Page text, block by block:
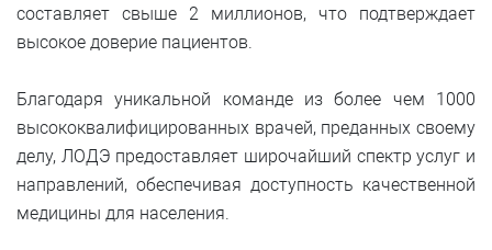
составляет свыше 2 миллионов, что подтверждает
высокое доверие пациентов.
Благодаря уникальной команде из более чем 1000
высококвалифицированных врачей, преданных своему
делу, ЛОДЭ предоставляет широчайший спектр услуг и
направлений, обеспечивая доступность качественной
медицины для населения.